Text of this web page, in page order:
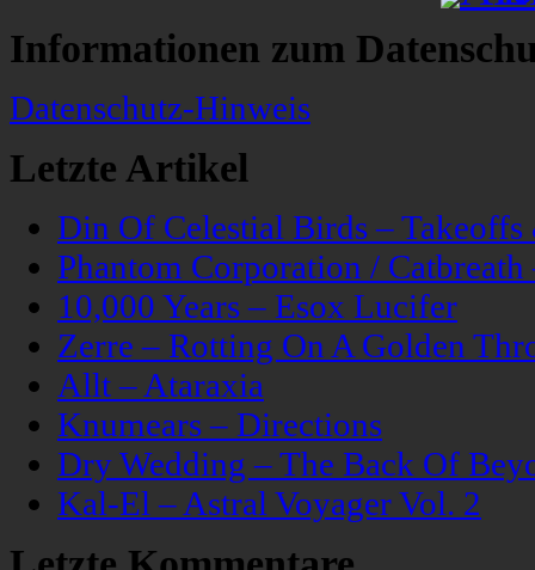
Informationen zum
Datenschutz-Hinweis
Letzte Artikel
Din Of Celestial Birds –
Phantom Corporation /
10,000 Years – Esox Lucifer
Zerre – Rotting On A Golden
Allt – Ataraxia
Knumears – Directions
Dry Wedding – The Back Of
Kal-El – Astral Voyager Vol. 2